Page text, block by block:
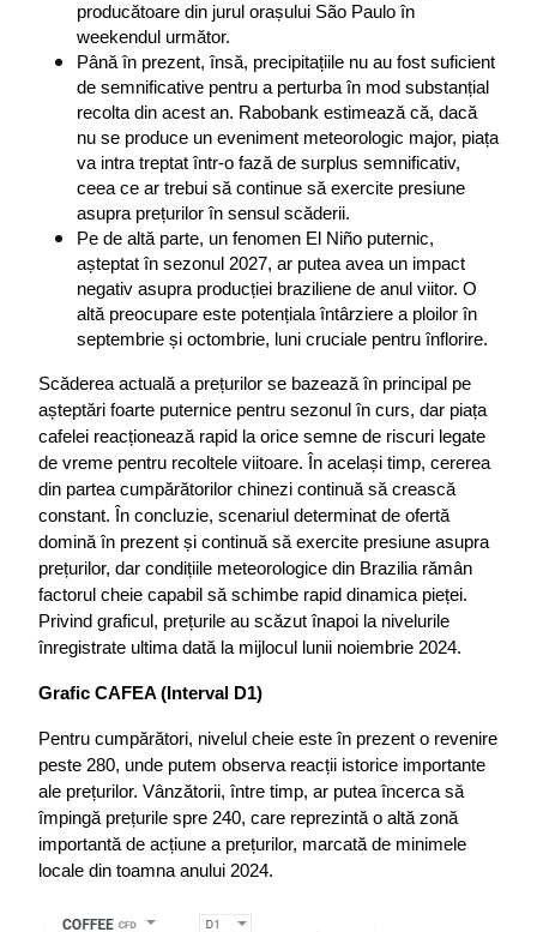
producătoare din jurul orașului São Paulo în
weekendul următor.
Până în prezent, însă, precipitațiile nu au fost suficient
de semnificative pentru a perturba în mod substanțial
recolta din acest an. Rabobank estimează că, dacă
nu se produce un eveniment meteorologic major, piața
va intra treptat într-o fază de surplus semnificativ,
ceea ce ar trebui să continue să exercite presiune
asupra prețurilor în sensul scăderii.
Pe de altă parte, un fenomen El Niño puternic,
așteptat în sezonul 2027, ar putea avea un impact
negativ asupra producției braziliene de anul viitor. O
altă preocupare este potențiala întârziere a ploilor în
septembrie și octombrie, luni cruciale pentru înflorire.
Scăderea actuală a prețurilor se bazează în principal pe
așteptări foarte puternice pentru sezonul în curs, dar piața
cafelei reacționează rapid la orice semne de riscuri legate
de vreme pentru recoltele viitoare. În același timp, cererea
din partea cumpărătorilor chinezi continuă să crească
constant. În concluzie, scenariul determinat de ofertă
domină în prezent și continuă să exercite presiune asupra
prețurilor, dar condițiile meteorologice din Brazilia rămân
factorul cheie capabil să schimbe rapid dinamica pieței.
Privind graficul, prețurile au scăzut înapoi la nivelurile
înregistrate ultima dată la mijlocul lunii noiembrie 2024.
Grafic CAFEA (Interval D1)
Pentru cumpărători, nivelul cheie este în prezent o revenire
peste 280, unde putem observa reacții istorice importante
ale prețurilor. Vânzătorii, între timp, ar putea încerca să
împingă prețurile spre 240, care reprezintă o altă zonă
importantă de acțiune a prețurilor, marcată de minimele
locale din toamna anului 2024.